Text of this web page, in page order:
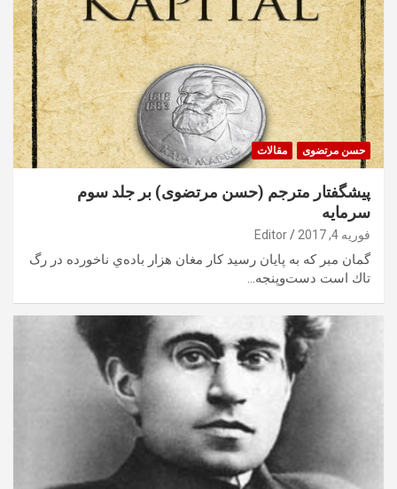
حسن مرتضوی مقالات
پیشگفتار مترجم (حسن مرتضوی) بر جلد سوم
سرمایه
فوریه 4, 2017 Editor
گمان مبر كه به پايان رسيد كار مغان هزار باده‌ي ناخورده در رگ
تاك است دست‌و‌پنجه…